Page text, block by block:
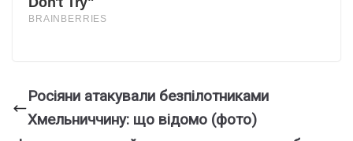
Росіяни атакували безпілотниками
Хмельниччину: що відомо (фото)